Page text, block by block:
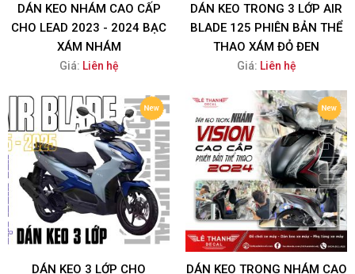
DÁN KEO NHÁM CAO CẤP
CHO LEAD 2023 - 2024 BẠC
XÁM NHÁM
Giá: Liên hệ
DÁN KEO TRONG 3 LỚP AIR
BLADE 125 PHIÊN BẢN THỂ
THAO XÁM ĐỎ ĐEN
Giá: Liên hệ
DÁN KEO 3 LỚP CHO
DÁN KEO TRONG NHÁM CAO